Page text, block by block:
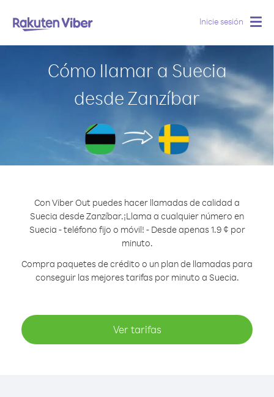
Inicie sesión
Cómo llamar a Suecia
desde Zanzíbar
Con Viber Out puedes hacer llamadas de calidad a
Suecia desde Zanzíbar.¡Llama a cualquier número en
Suecia - teléfono fijo o móvil! - Desde apenas 1.9 ¢ por
minuto.
Compra paquetes de crédito o un plan de llamadas para
conseguir las mejores tarifas por minuto a Suecia.
Ver tarifas